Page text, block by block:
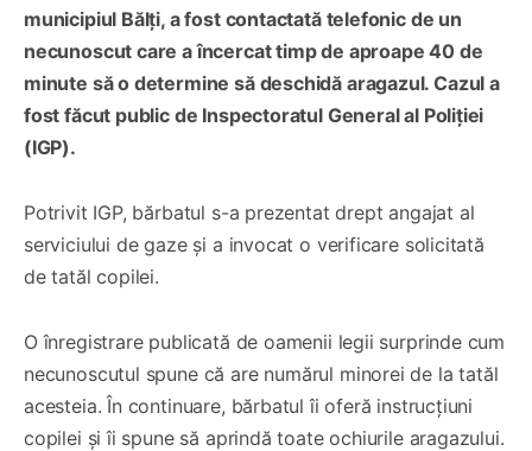
municipiul Bălți, a fost contactată telefonic de un
necunoscut care a încercat timp de aproape 40 de
minute să o determine să deschidă aragazul. Cazul a
fost făcut public de Inspectoratul General al Poliției
(IGP).
Potrivit IGP, bărbatul s-a prezentat drept angajat al
serviciului de gaze și a invocat o verificare solicitată
de tatăl copilei.
O înregistrare publicată de oamenii legii surprinde cum
necunoscutul spune că are numărul minorei de la tatăl
acesteia. În continuare, bărbatul îi oferă instrucțiuni
copilei și îi spune să aprindă toate ochiurile aragazului.